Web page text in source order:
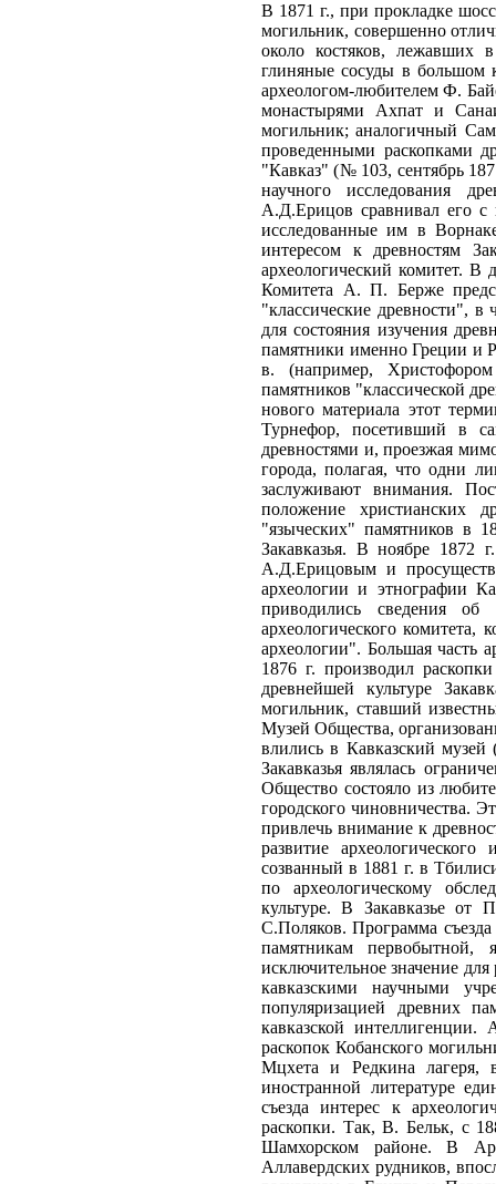
В 1871 г., при прокладке
могильник, совершенно
около костяков, лежавших
глиняные сосуды в большом
археологом-любителем Ф.
монастырями Ахпат и
могильник; аналогичный
проведенными раскопками
"Кавказ" (№ 103, сентябрь
научного исследования
А.Д.Ерицов сравнивал его с
исследованные им в
интересом к древностям
археологический комитет. В
Комитета А. П. Берже
"классические древности", в
для состояния изучения
памятники именно Греции и
в. (например,
памятников "классической
нового материала этот
Турнефор, посетивший в
древностями и, проезжая
города, полагая, что одни
заслуживают внимания.
положение христианских
"языческих" памятников в
Закавказья. В ноябре 1872
А.Д.Ерицовым и
археологии и этнографии
приводились сведения об
археологического
археологии". Большая часть
1876 г. производил
древнейшей культуре
могильник, ставший
Музей Общества,
влились в Кавказский
Закавказья являлась
Общество состояло из
городского чиновничества.
привлечь внимание к
развитие
созванный в 1881 г. в
по археологическому
культуре. В Закавказье от
С.Поляков. Программа
памятникам первобытной,
исключительное значение
кавказскими научными
популяризацией древних
кавказской интеллигенции.
раскопок Кобанского
Мцхета и Редкина
иностранной литературе
съезда интерес к
раскопки. Так, В. Бельк, с
Шамхорском районе. В
Аллавердских рудников,